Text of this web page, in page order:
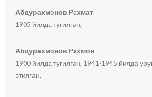
Абдурахмонов Рахмат
1905 йилда туғилган,
Абдурахмонов Рахмон
1900 йилда туғилган, 1941-1945 йилда
этилган,